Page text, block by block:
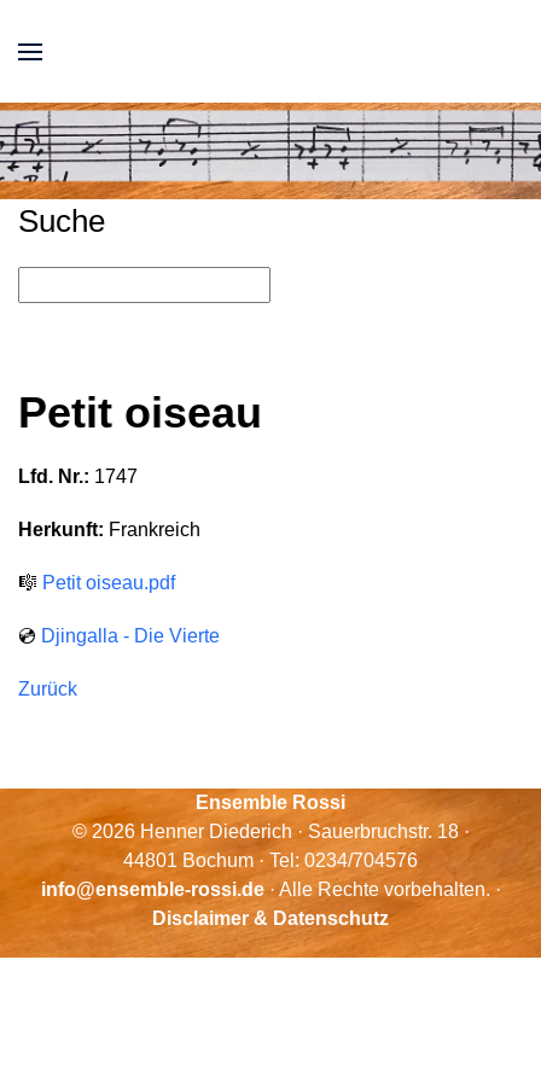
Suche
Petit oiseau
Lfd. Nr.: 1747
Herkunft: Frankreich
🎼 Petit oiseau.pdf
💿 Djingalla - Die Vierte
Zurück
Ensemble Rossi
© 2026 Henner Diederich · Sauerbruchstr. 18 ·
44801 Bochum · Tel: 0234/704576
info@ensemble-rossi.de· Alle Rechte vorbehalten. ·
Disclaimer & Datenschutz